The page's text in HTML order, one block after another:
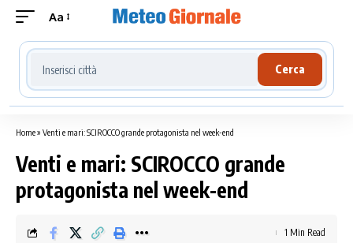
Aa
Cerca località meteo
Cerca
Home» Venti e mari: SCIROCCO grande protagonista nel week-end
Venti e mari: SCIROCCO grande
protagonista nel week-end
1 Min Read